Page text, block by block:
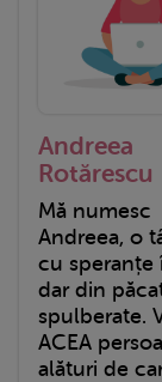
Andreea
Rotărescu
Mă numesc
Andreea, o
cu speranțe
dar din
spulberate.
ACEA
alături de